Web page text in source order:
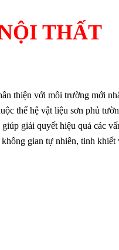
THẤT
thiện với môi trường mới
thế hệ vật liệu sơn phủ
giải quyết hiệu quả các
gian tự nhiên, tinh